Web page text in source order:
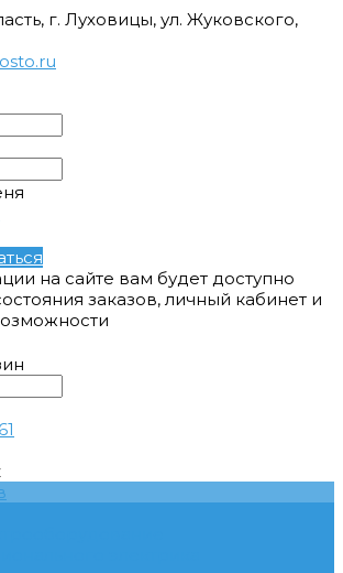
г. Луховицы, ул. Жуковского,
на сайте вам будет доступно
заказов, личный кабинет и